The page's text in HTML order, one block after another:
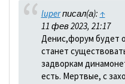
luperписал(а): ↑
11 фев 2023, 21:17
Денис,форум будет
станет
задворкам
есть. Мертвые, с